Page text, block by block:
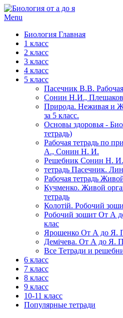
Menu
Биология Главная
1 класс
2 класс
3 класс
4 класс
5 класс
Пасечник В.В. Рабочая
Сонин Н.И., Плешаков
Природа. Неживая и
за 5 класс.
Основы здоровья -
тетрадь)
Рабочая тетрадь по
А., Сонин Н. И.
Решебник Сонин Н.
тетрадь Пасечник.
Рабочая тетрадь
Кучменко. Живой
тетрадь
Колотій. Робочий
Робочий зошит От А
клас
Ярошенко От А до Я.
Демічева. От А до Я.
Все Тетради и
6 класс
7 класс
8 класс
9 класс
10-11 класс
Популярные тетради